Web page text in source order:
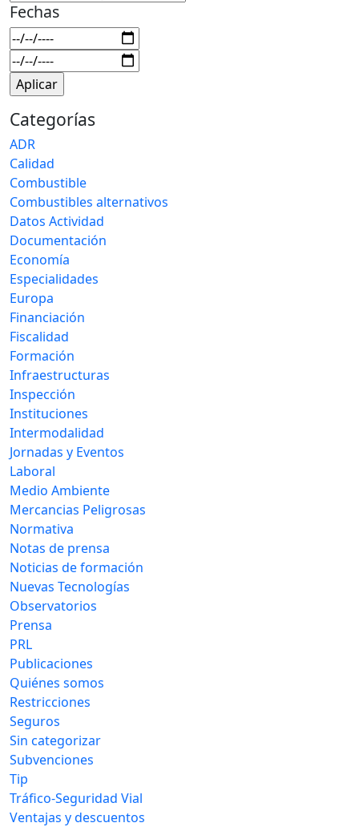
Fechas
Categorías
ADR
Calidad
Combustible
Combustibles alternativos
Datos Actividad
Documentación
Economía
Especialidades
Europa
Financiación
Fiscalidad
Formación
Infraestructuras
Inspección
Instituciones
Intermodalidad
Jornadas y Eventos
Laboral
Medio Ambiente
Mercancias Peligrosas
Normativa
Notas de prensa
Noticias de formación
Nuevas Tecnologías
Observatorios
Prensa
PRL
Publicaciones
Quiénes somos
Restricciones
Seguros
Sin categorizar
Subvenciones
Tip
Tráfico-Seguridad Vial
Ventajas y descuentos